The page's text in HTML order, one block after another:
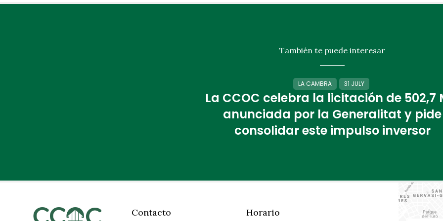
También te puede interesar
LA CAMBRA 31 JULY
La CCOC celebra la licitación de 502,7
anunciada por la Generalitat y pide
consolidar este impulso inversor
Contacto Horario